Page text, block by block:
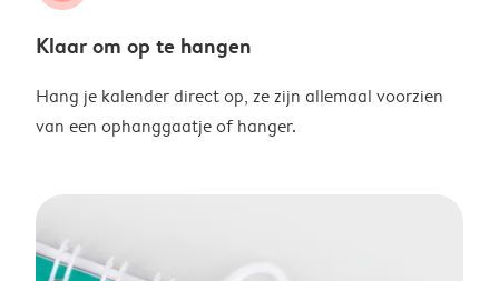
Klaar om op te hangen
Hang je kalender direct op, ze zijn allemaal voorzien
van een ophanggaatje of hanger.